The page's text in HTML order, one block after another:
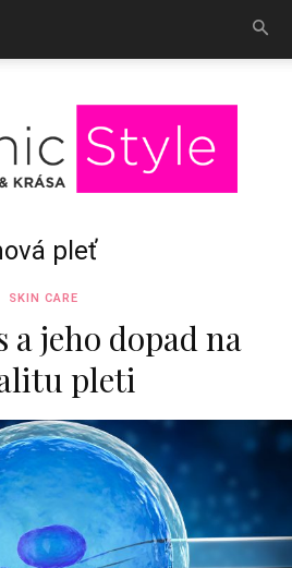
OrganicStyle
pleť
SKIN CARE
a jeho dopad na
pleti